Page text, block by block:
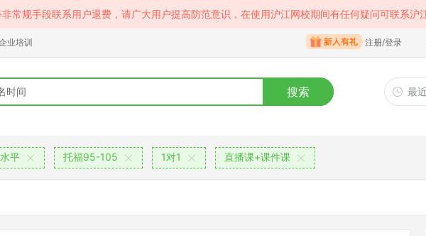
常规手段联系用户退费，请广大用户提高防范意识，在使用沪江网校期间有任何疑问可联系沪
业培训 注册/登录
搜索 最
平 托福95-105 1对1 直播课+课件课